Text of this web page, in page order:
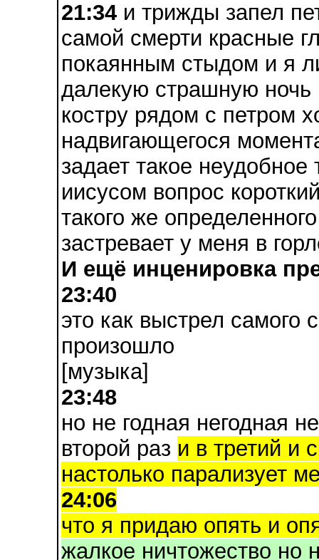
21:34 и трижды запел
самой смерти красные
покаянным стыдом и я
далекую страшную
костру рядом с петром
надвигающегося
задает такое
иисусом вопрос
такого же
застревает у меня в
И ещё инценировка
23:40
это как выстрел самого
произошло
[музыка]
23:48
но не годная негодная
второй раз и в третий и
настолько парализует
24:06
что я придаю опять и
жалкое ничтожество но